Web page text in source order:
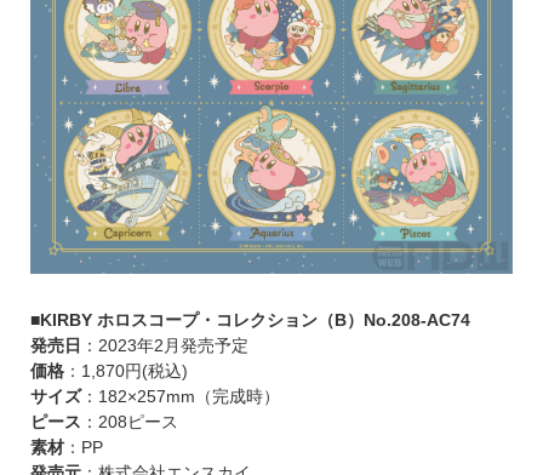
■KIRBY ホロスコープ・コレクション（B）No.208-AC74
発売日 ：2023年2月発売予定
価格：1,870円(税込)
サイズ：182×257mm（完成時）
ピース ：208ピース
素材：PP